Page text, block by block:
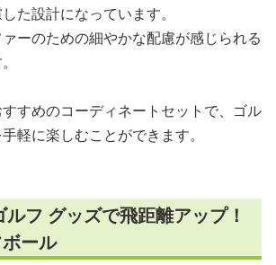
た設計になっています。
ーのための細やかな配慮が感じられる
すめのコーディネートセットで、ゴル
軽に楽しむことができます。
ルフ グッズで飛距離アップ！
ール